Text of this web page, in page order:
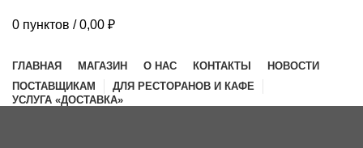
0 пунктов / 0,00 ₽
ГЛАВНАЯ МАГАЗИН О НАС КОНТАКТЫ
НОВОСТИ
ПОСТАВЩИКАМ
ДЛЯ РЕСТОРАНОВ И КАФЕ
УСЛУГА «ДОСТАВКА»